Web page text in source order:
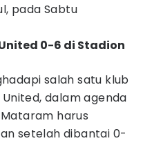
pada Sabtu
0-6 di Stadion
salah satu klub
dalam agenda
harus
setelah dibantai 0-